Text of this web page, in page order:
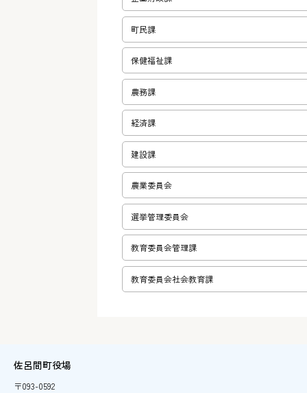
町民課
保健福祉課
農務課
経済課
建設課
農業委員会
選挙管理委員会
教育委員会管理課
教育委員会社会教育課
佐呂間町役場
〒093-0592